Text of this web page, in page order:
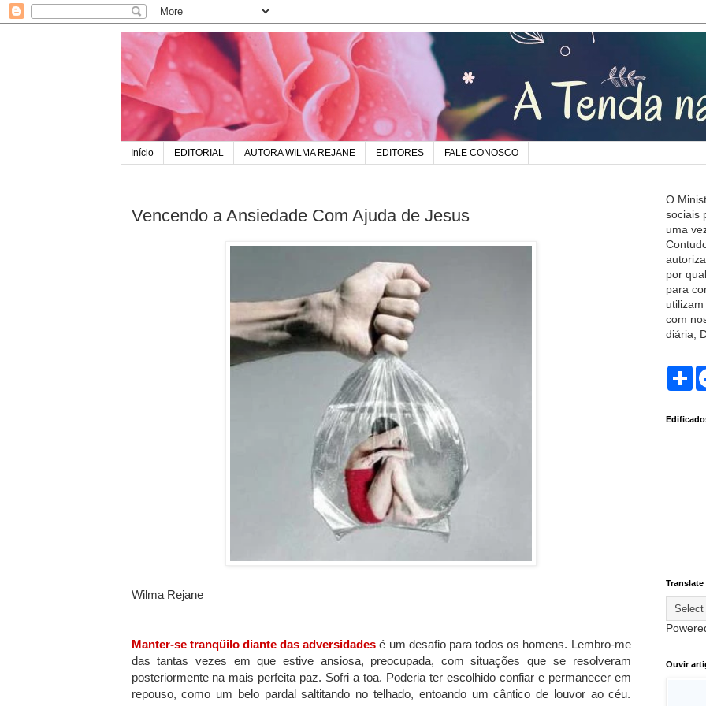
Início EDITORIAL AUTORA WILMA REJANE EDITORES FALE CONOSCO
Vencendo a Ansiedade Com Ajuda de Jesus
Wilma Rejane
Manter-se tranqüilo diante das adversidades é um desafio para todos os homens. Lembro-me
das tantas vezes em que estive ansiosa, preocupada, com situações que se resolveram
posteriormente na mais perfeita paz. Sofri a toa. Poderia ter escolhido confiar e permanecer em
repouso, como um belo pardal saltitando no telhado, entoando um cântico de louvor ao céu.
O
sociais
uma
por
para
com
diária,
S
e
Translate
Ouvir